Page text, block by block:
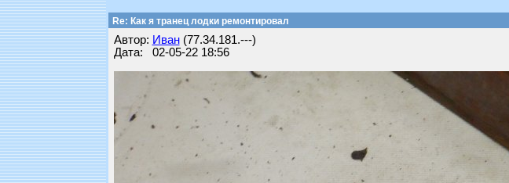
Re: Как я транец лодки ремонтировал
Автор: Иван(77.34.181.---)
Дата: 02-05-22 18:56